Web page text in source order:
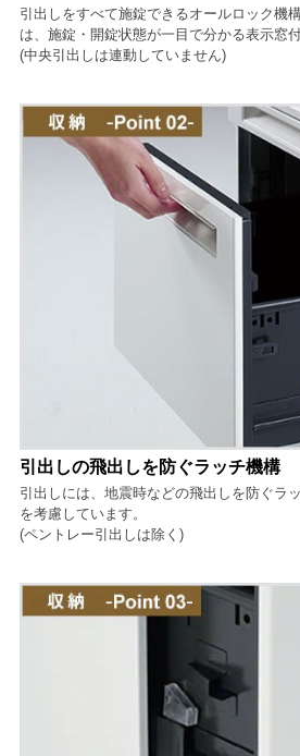
引出しをすべて施錠できるオールロック機
は、施錠・開錠状態が一目で分かる表示窓付
(中央引出しは連動していません)
引出しの飛出しを防ぐラッチ機構
引出しには、地震時などの飛出しを防ぐラ
を考慮しています。
(ペントレー引出しは除く)